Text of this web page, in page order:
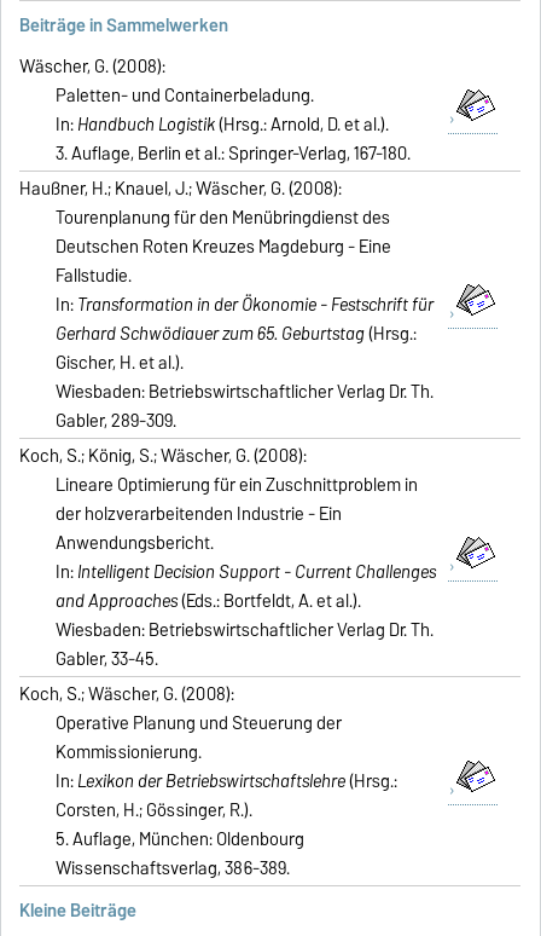
Beiträge in Sammelwerken
Wäscher, G. (2008):
Paletten- und Containerbeladung.
In:Handbuch Logistik(Hrsg.: Arnold, D. et al.).
3. Auflage, Berlin et al.: Springer-Verlag, 167-180.
Haußner, H.; Knauel, J.; Wäscher, G. (2008):
Tourenplanung für den Menübringdienst des
Deutschen Roten Kreuzes Magdeburg - Eine
Fallstudie.
In:Transformation in der Ökonomie - Festschrift für
Gerhard Schwödiauer zum 65. Geburtstag(Hrsg.:
Gischer, H. et al.).
Wiesbaden: Betriebswirtschaftlicher Verlag Dr. Th.
Gabler, 289-309.
Koch, S.; König, S.; Wäscher, G. (2008):
Lineare Optimierung für ein Zuschnittproblem in
der holzverarbeitenden Industrie - Ein
Anwendungsbericht.
In:Intelligent Decision Support - Current Challenges
and Approaches(Eds.: Bortfeldt, A. et al.).
Wiesbaden: Betriebswirtschaftlicher Verlag Dr. Th.
Gabler, 33-45.
Koch, S.; Wäscher, G. (2008):
Operative Planung und Steuerung der
Kommissionierung.
In:Lexikon der Betriebswirtschaftslehre(Hrsg.:
Corsten, H.; Gössinger, R.).
5. Auflage, München: Oldenbourg
Wissenschaftsverlag, 386-389.
Kleine Beiträge